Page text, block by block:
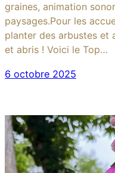
graines, animation
paysages.Pour les
planter des arbustes et
et abris ! Voici le Top…
6 octobre 2025